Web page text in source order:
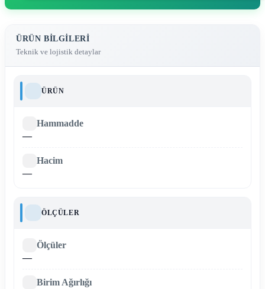
ÜRÜN BILGILERI
Teknik ve lojistik detaylar
ÜRÜN
Hammadde
—
Hacim
—
ÖLÇÜLER
Ölçüler
—
Birim Ağırlığı